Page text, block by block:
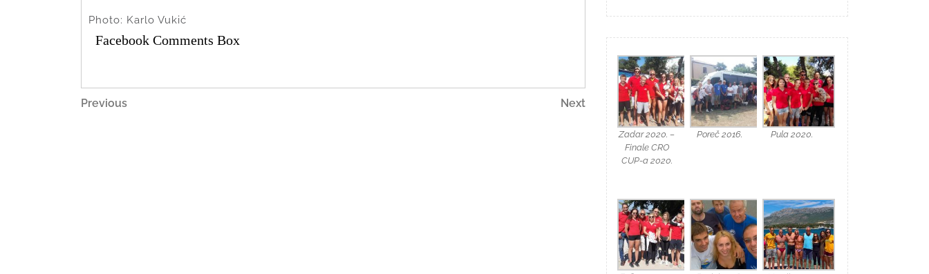
Photo: Karlo Vukić
Facebook Comments Box
Navigacija
Previous
Previous
Next
Next
Zadar 2020. –
Finale CRO
CUP-a 2020.
Poreč 2016. Pula 2020.